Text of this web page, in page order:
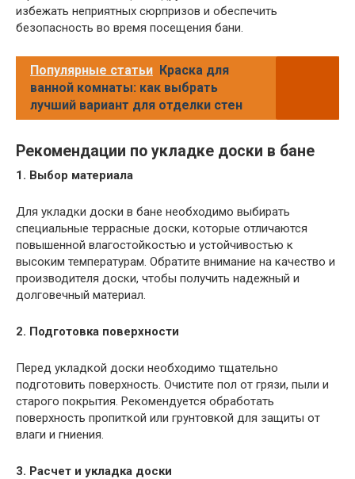
избежать неприятных сюрпризов и обеспечить
безопасность во время посещения бани.
Популярные статьи Краска для
ванной комнаты: как выбрать
лучший вариант для отделки стен
Рекомендации по укладке доски в бане
1. Выбор материала
Для укладки доски в бане необходимо выбирать
специальные террасные доски, которые отличаются
повышенной влагостойкостью и устойчивостью к
высоким температурам. Обратите внимание на качество и
производителя доски, чтобы получить надежный и
долговечный материал.
2. Подготовка поверхности
Перед укладкой доски необходимо тщательно
подготовить поверхность. Очистите пол от грязи, пыли и
старого покрытия. Рекомендуется обработать
поверхность пропиткой или грунтовкой для защиты от
влаги и гниения.
3. Расчет и укладка доски